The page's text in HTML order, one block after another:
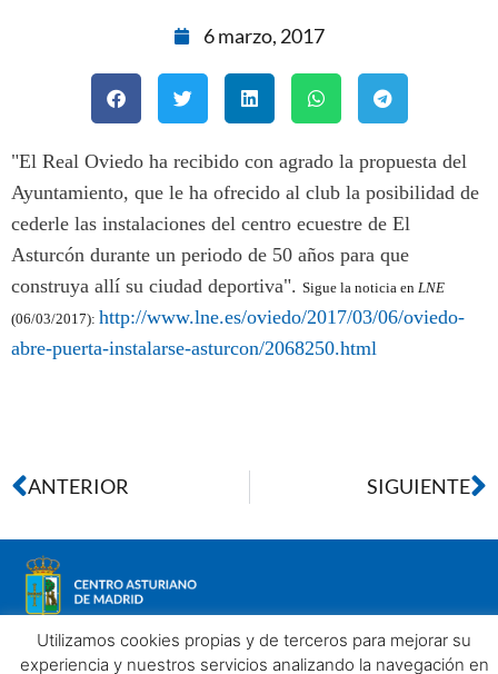
6 marzo, 2017
"El Real Oviedo ha recibido con agrado la propuesta del
Ayuntamiento, que le ha ofrecido al club la posibilidad de
cederle las instalaciones del centro ecuestre de El
Asturcón durante un periodo de 50 años para que
construya allí su ciudad deportiva". Sigue la noticia en LNE
(06/03/2017): http://www.lne.es/oviedo/2017/03/06/oviedo-
abre-puerta-instalarse-asturcon/2068250.html
ANTERIOR SIGUIENTE
Utilizamos cookies propias y de terceros para mejorar su
experiencia y nuestros servicios analizando la navegación en